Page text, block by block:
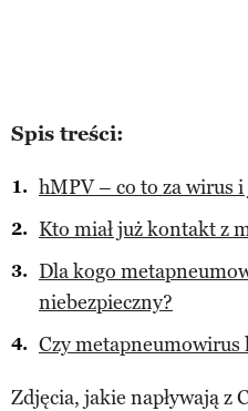
Spis treści:
hMPV – co to za wirus
Kto miał już kontakt z
Dla kogo
niebezpieczny?
Czy
Zdjęcia, jakie napływają z